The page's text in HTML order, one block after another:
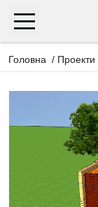
Головна / Проекти